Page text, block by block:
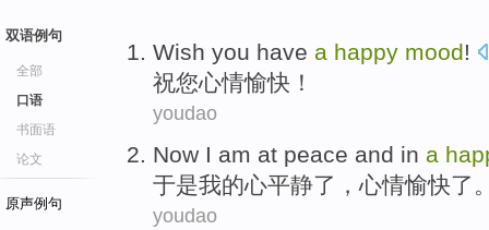
双语例句
全部
口语
书面语
论文
原声例句
Wish you have a happy mood!
祝您心情愉快 ！
youdao
Now I am at peace and in a
于是我的心平静了，心情愉快了
youdao